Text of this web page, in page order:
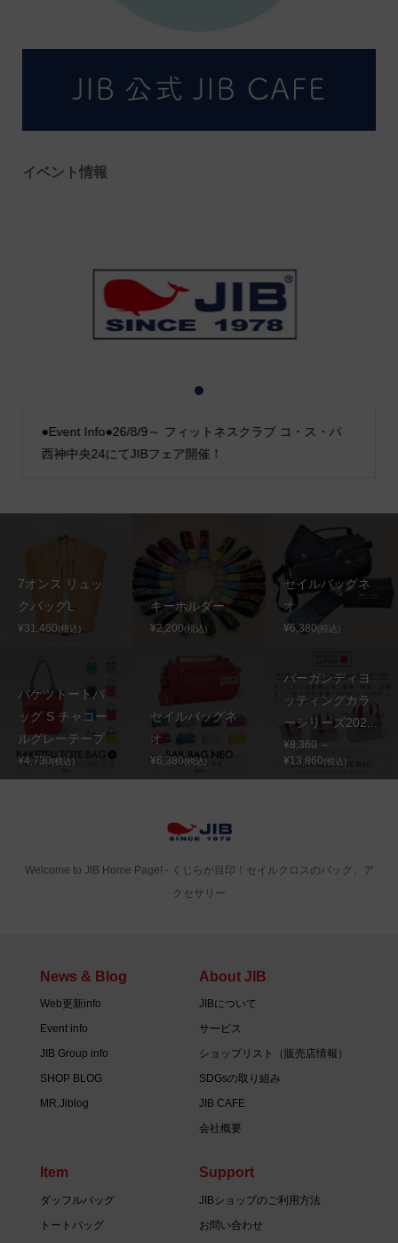
イベント情報
●Event Info●26/8/9～ フィットネスクラブ コ・ス・パ
西神中央24にてJIBフェア開催！
2
7オンス リュッ
クバッグL
¥31,460(税込)
キーホルダー
¥2,200(税込)
セイルバッグネ
オ
¥6,380(税込)
バケツトートバ
ッグ S チャコー
ルグレーテープ
¥4,730(税込)
セイルバッグネ
オ
¥6,380(税込)
バーガンディヨ
ッティングカラ
ーシリーズ202...
¥8,360 ～
¥13,860(税込)
Welcome to JIB Home Page! ‐ くじらが目印！セイルクロスのバッグ、ア
クセサリー
News & Blog
Web更新info
Event info
JIB Group info
SHOP BLOG
MR.Jiblog
About JIB
JIBについて
サービス
ショップリスト（販売店情報）
SDGsの取り組み
JIB CAFE
会社概要
Item
ダッフルバッグ
トートバッグ
Support
JIBショップのご利用方法
お問い合わせ